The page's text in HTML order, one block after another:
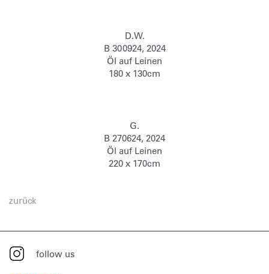
D.W.
B 300924, 2024
Öl auf Leinen
180 x 130cm
G.
B 270624, 2024
Öl auf Leinen
220 x 170cm
zurück
follow us